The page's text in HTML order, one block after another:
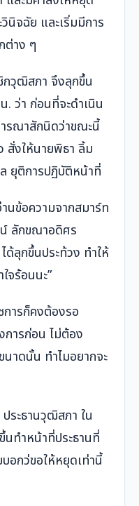
นิจฉัย และเริ่มมีการ
ต่าง ๆ
กวุฒิสภา จึงลุกขึ้น
. ว่า ก่อนที่จะดำเนิน
ารณาสักนิดว่าขณะนี้
งให้นายพิธา ลิ้ม
ยุติการปฏิบัติหน้าที่
ข้อความจากสมาร์ท
ลักขณาอดิศร
ด้ลุกขึ้นประท้วง ทำให้
จร้อนนะ”
การก็คงต้องรอ
การก่อน ไม่ต้อง
นาดนั้น ทำไมอยากจะ
ระธานวุฒิสภา ใน
นทำหน้าที่ประธานที่
อกว่ขอให้หยุดเท่านี้